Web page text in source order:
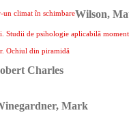
Wilson,
climat în schimbare
Studii de psihologie aplicabilă
Ochiul din piramidă
Charles
Mark